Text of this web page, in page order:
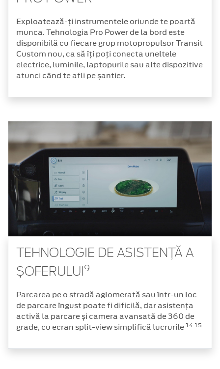
Exploatează-ți instrumentele oriunde te poartă
munca. Tehnologia Pro Power de la bord este
disponibilă cu fiecare grup motopropulsor Transit
Custom nou, ca să îți poți conecta uneltele
electrice, luminile, laptopurile sau alte dispozitive
atunci când te afli pe șantier.
TEHNOLOGIE DE ASISTENȚĂ A
ȘOFERULUI 9
Parcarea pe o stradă aglomerată sau într-un loc
de parcare îngust poate fi dificilă, dar asistența
activă la parcare și camera avansată de 360 de
grade, cu ecran split-view simplifică lucrurile 14 15